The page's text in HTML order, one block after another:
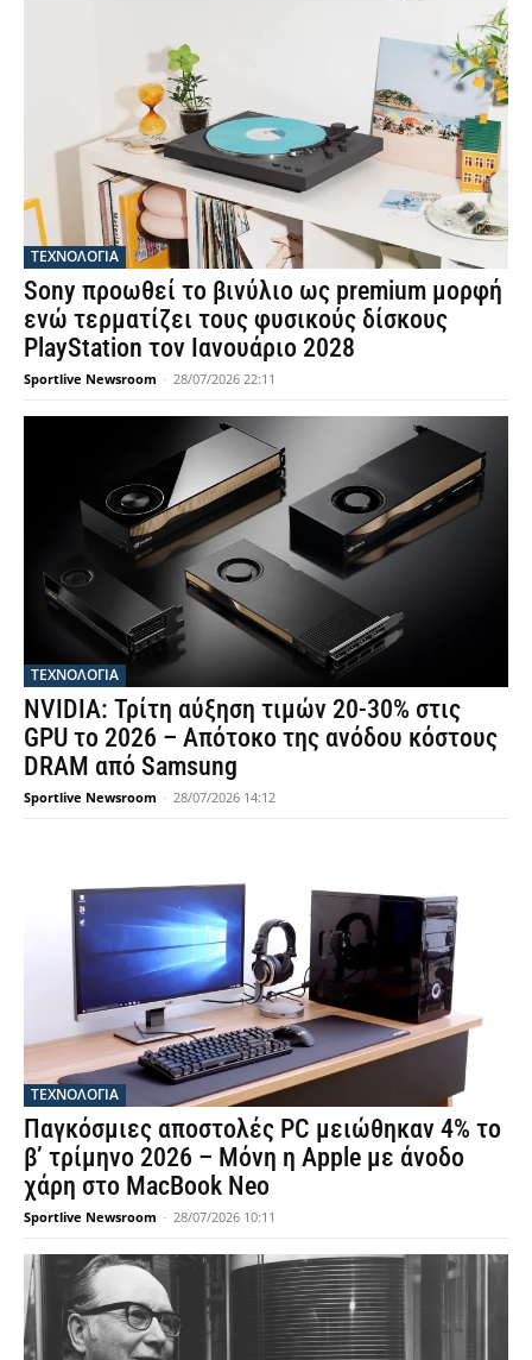
ΤΕΧΝΟΛΟΓΙΑ
Sony προωθεί το βινύλιο ως premium μορφή
ενώ τερματίζει τους φυσικούς δίσκους
PlayStation τον Ιανουάριο 2028
Sportlive Newsroom - 28/07/2026 22:11
ΤΕΧΝΟΛΟΓΙΑ
NVIDIA: Τρίτη αύξηση τιμών 20-30% στις
GPU το 2026 – Απότοκο της ανόδου κόστους
DRAM από Samsung
Sportlive Newsroom - 28/07/2026 14:12
ΤΕΧΝΟΛΟΓΙΑ
Παγκόσμιες αποστολές PC μειώθηκαν 4% το
β’ τρίμηνο 2026 – Μόνη η Apple με άνοδο
χάρη στο MacBook Neo
Sportlive Newsroom - 28/07/2026 10:11